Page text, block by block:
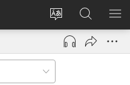
Sproak
fa
dise
Aunmalden
(opens
window)
En
JW.ORG
sieekjen